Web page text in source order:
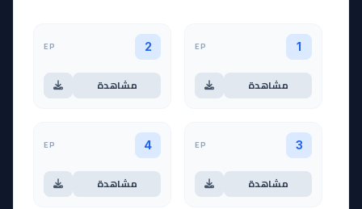
1
EP
مشاهدة
2
EP
مشاهدة
3
EP
مشاهدة
4
EP
مشاهدة